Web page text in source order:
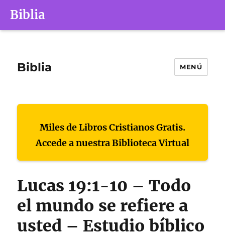
Biblia
Biblia MENÚ
Miles de Libros Cristianos Gratis.
Accede a nuestra Biblioteca Virtual
Lucas 19:1-10 – Todo
el mundo se refiere a
usted – Estudio bíblico